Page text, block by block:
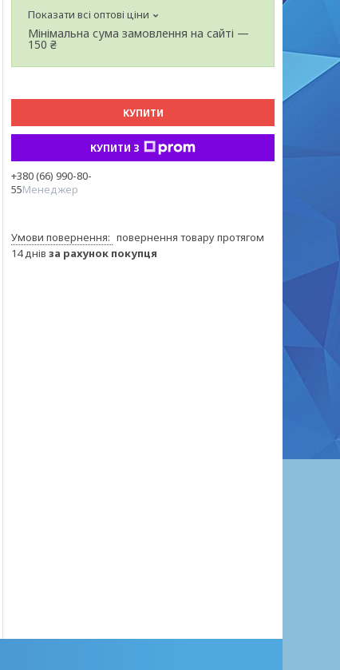
Показати всі оптові ціни
Мінімальна сума замовлення на сайті —
150 ₴
КУПИТИ
КУПИТИ З
+380 (66) 990-80-
55Менеджер
повернення товару протягом
14 днів за рахунок покупця